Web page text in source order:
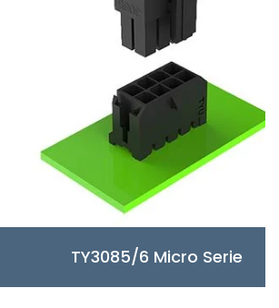
TY3085/6 Micro Serie